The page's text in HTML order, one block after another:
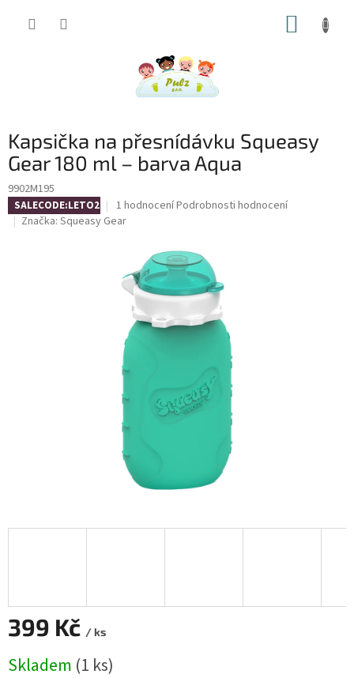
Kapsička na přesnídávku Squeasy
Gear 180 ml – barva Aqua
9902M195
SALECODE:LETO26:4:%Průměrné
hodnocení
hvězdiček.
1 hodnoceníPodrobnosti hodnocení
Značka: Squeasy Gear
399 Kč / ks
cena:
Skladem (1 ks)